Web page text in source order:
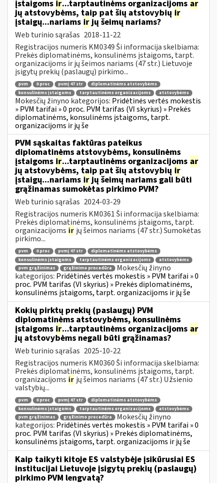
įstaigoms ir...tarptautinėms organizacijoms ar
jų atstovybėms, taip pat šių atstovybių ir
įstaigų...nariams irjų šeimų nariams?
Web turinio sąrašas 2018-11-22
Registracijos numeris KM0349 Ši informacija skelbiama:
Prekės diplomatinėms, konsulinėms įstaigoms, tarpt.
organizacijoms ir jų šeimos nariams (47 str.) Lietuvoje
įsigytų prekių (paslaugų) pirkimo...
pvm 0 proc pvmį 47 str
diplomatinėms atstovybėms
konsulinėms įstaigoms
tarptautinėms organizacijoms atstovybėms
Mokesčių žinyno kategorijos: Pridėtinės vertės mokestis
» PVM tarifai » 0 proc. PVM tarifas (VI skyrius) » Prekės
diplomatinėms, konsulinėms įstaigoms, tarpt.
organizacijoms ir jų še
PVM sąskaitas faktūras pateikus
diplomatinėms atstovybėms, konsulinėms
įstaigoms ir...tarptautinėms organizacijoms ar
jų atstovybėms, taip pat šių atstovybių ir
įstaigų...nariams irjų šeimų nariams gali būti
grąžinamas sumokėtas pirkimo PVM?
Web turinio sąrašas 2024-03-29
Registracijos numeris KM0361 Ši informacija skelbiama:
Prekės diplomatinėms, konsulinėms įstaigoms, tarpt.
organizacijoms ir jų šeimos nariams (47 str.) Sumokėtas
pirkimo...
pvm 0 proc pvmį 47 str
diplomatinėms atstovybėms
konsulinėms įstaigoms
tarptautinėms organizacijoms
atstovybėms
pvm grąžinimas
grąžinimo procedūra
Mokesčių žinyno
kategorijos: Pridėtinės vertės mokestis » PVM tarifai » 0
proc. PVM tarifas (VI skyrius) » Prekės diplomatinėms,
konsulinėms įstaigoms, tarpt. organizacijoms ir jų še
Kokių pirktų prekių (paslaugų) PVM
diplomatinėms atstovybėms, konsulinėms
įstaigoms ir...tarptautinėms organizacijoms ar
jų atstovybėms negali būti grąžinamas?
Web turinio sąrašas 2025-10-22
Registracijos numeris KM0360 Ši informacija skelbiama:
Prekės diplomatinėms, konsulinėms įstaigoms, tarpt.
organizacijoms ir jų šeimos nariams (47 str.) Užsienio
valstybių...
pvm 0 proc pvmį 47 str
diplomatinėms atstovybėms
konsulinėms įstaigoms
tarptautinėms organizacijoms
atstovybėms
pvm grąžinimas
grąžinimo procedūra
Mokesčių žinyno
kategorijos: Pridėtinės vertės mokestis » PVM tarifai » 0
proc. PVM tarifas (VI skyrius) » Prekės diplomatinėms,
konsulinėms įstaigoms, tarpt. organizacijoms ir jų še
Kaip taikyti kitoje ES valstybėje įsikūrusiai ES
institucijai Lietuvoje įsigytų prekių (paslaugų)
pirkimo PVM lengvatą?